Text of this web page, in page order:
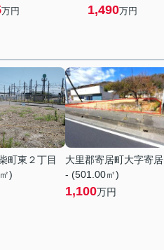
万円 1,490万円
町東２丁目
)
大里郡寄居町大字寄居
- (501.00㎡)
1,100万円